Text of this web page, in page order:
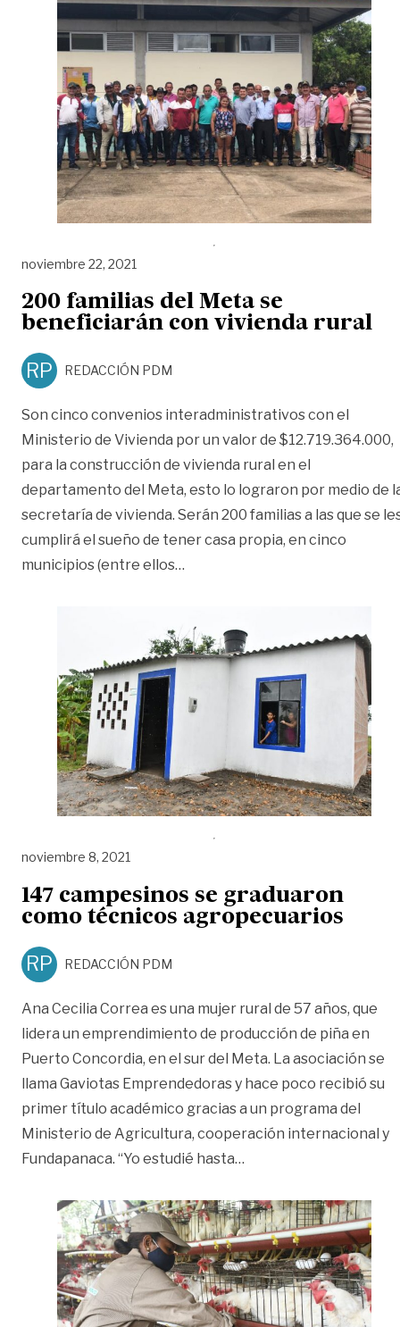
noviembre 22, 2021
200 familias del Meta se
beneficiarán con vivienda rural
RP REDACCIÓN PDM
Son cinco convenios interadministrativos con el
Ministerio de Vivienda por un valor de $12.719.364.000,
para la construcción de vivienda rural en el
departamento del Meta, esto lo lograron por medio de
secretaría de vivienda. Serán 200 familias a las que se
cumplirá el sueño de tener casa propia, en cinco
municipios (entre ellos…
noviembre 8, 2021
147 campesinos se graduaron
como técnicos agropecuarios
RP REDACCIÓN PDM
Ana Cecilia Correa es una mujer rural de 57 años, que
lidera un emprendimiento de producción de piña en
Puerto Concordia, en el sur del Meta. La asociación se
llama Gaviotas Emprendedoras y hace poco recibió su
primer título académico gracias a un programa del
Ministerio de Agricultura, cooperación internacional y
Fundapanaca. “Yo estudié hasta…